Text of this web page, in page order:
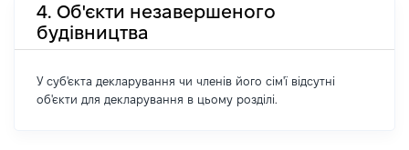
4. Об'єкти незавершеного
будівництва
У суб'єкта декларування чи членів його сім'ї відсутні
об'єкти для декларування в цьому розділі.